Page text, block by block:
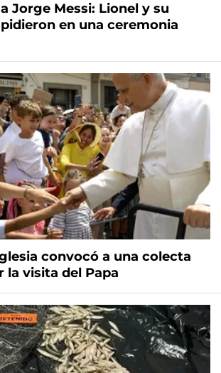
Jorge Messi: Lionel y su
en una ceremonia
convocó a una colecta
la visita del Papa